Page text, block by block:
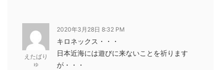
えたばり
ゅ
2020年3月28日 8:32 PM
キロネックス・・・
日本近海には遊びに来ないことを祈ります
が・・・